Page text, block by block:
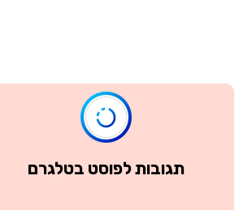
תגובות לפוסט בטלגרם